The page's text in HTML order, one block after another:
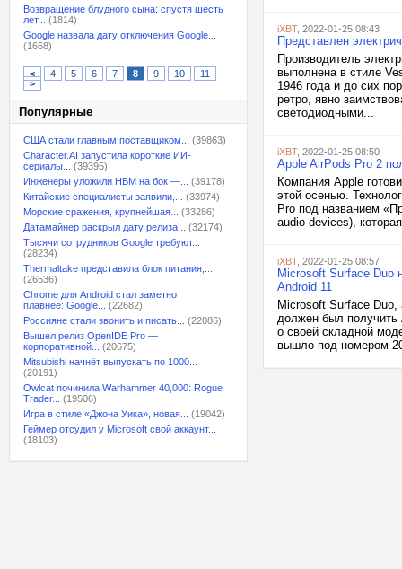
Возвращение блудного сына: спустя шесть
лет...
(1814)
Google назвала дату отключения Google...
(1668)
< 4 5 6 7 8 9 10
11
>
Популярные
США стали главным поставщиком...
(39863)
Character.AI запустила короткие ИИ-
сериалы...
(39395)
Инженеры уложили HBM на бок —...
(39178)
Китайские специалисты заявили,...
(33974)
Морские сражения, крупнейшая...
(33286)
Датамайнер раскрыл дату релиза...
(32174)
Тысячи сотрудников Google требуют...
(28234)
Thermaltake представила блок питания,...
(26536)
Chrome для Android стал заметно
плавнее: Google...
(22682)
Россияне стали звонить и писать...
(22086)
Вышел релиз OpenIDE Pro —
корпоративной...
(20675)
Mitsubishi начнёт выпускать по 1000...
(20191)
Owlcat починила Warhammer 40,000: Rogue
Trader...
(19506)
Игра в стиле «Джона Уика», новая...
(19042)
Геймер отсудил у Microsoft свой аккаунт...
(18103)
iXBT, 2022-01-25 08:43
Представлен
Производитель
выполнена в стиле
1946 года и до сих
ретро, явно
светодиодными...
iXBT, 2022-01-25 08:50
Apple AirPods Pro 2
Компания Apple
этой осенью.
Pro под названием
audio devices),
iXBT, 2022-01-25 08:57
Microsoft Surface Duo
Android 11
Microsoft Surface
должен был получить
о своей складной
вышло под номером